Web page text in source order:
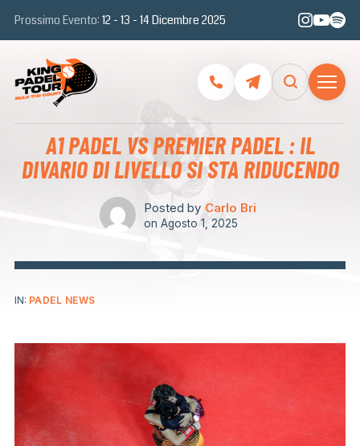
Prossimo Evento: 12 - 13 - 14 Dicembre 2025
A1 PADEL VS PREMIER PADEL : IL
DIVARIO DI LIVELLO SI STA RIDUCENDO
Posted by Carlo Bri
on Agosto 1, 2025
IN: PADEL NEWS